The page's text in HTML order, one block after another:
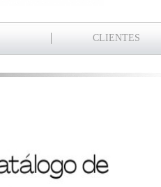
CLIENTES